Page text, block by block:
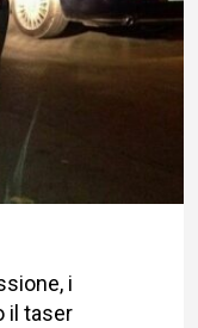
i
il taser